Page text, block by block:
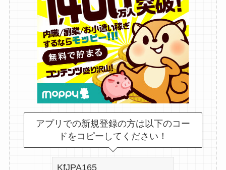
アプリでの新規登録の方は以下のコー
ドをコピーしてください！